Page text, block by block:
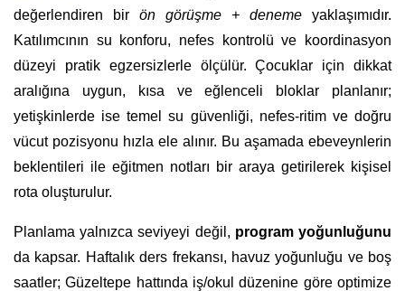
değerlendiren bir ön görüşme + deneme yaklaşımıdır.
Katılımcının su konforu, nefes kontrolü ve koordinasyon
düzeyi pratik egzersizlerle ölçülür. Çocuklar için dikkat
aralığına uygun, kısa ve eğlenceli bloklar planlanır;
yetişkinlerde ise temel su güvenliği, nefes-ritim ve doğru
vücut pozisyonu hızla ele alınır. Bu aşamada ebeveynlerin
beklentileri ile eğitmen notları bir araya getirilerek kişisel
rota oluşturulur.
Planlama yalnızca seviyeyi değil, program yoğunluğunu
da kapsar. Haftalık ders frekansı, havuz yoğunluğu ve boş
saatler; Güzeltepe hattında iş/okul düzenine göre optimize